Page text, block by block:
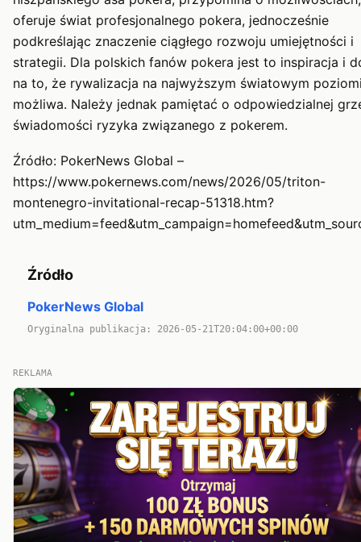
oferuje świat profesjonalnego pokera, jednocześnie
podkreślając znaczenie ciągłego rozwoju umiejętności i
strategii. Dla polskich fanów pokera jest to inspiracja i
na to, że rywalizacja na najwyższym światowym
możliwa. Należy jednak pamiętać o odpowiedzialnej
świadomości ryzyka związanego z pokerem.
Źródło: PokerNews Global –
https://www.pokernews.com/news/2026/05/triton-
montenegro-invitational-recap-51318.htm?
Źródło
PokerNews Global
Oryginalna publikacja: 2026-05-21T20:04:00+00:00
REKLAMA